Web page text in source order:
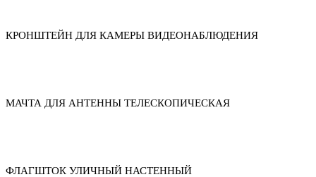
КРОНШТЕЙН ДЛЯ КАМЕРЫ ВИДЕОНАБЛЮДЕНИЯ
МАЧТА ДЛЯ АНТЕННЫ ТЕЛЕСКОПИЧЕСКАЯ
ФЛАГШТОК УЛИЧНЫЙ НАСТЕННЫЙ